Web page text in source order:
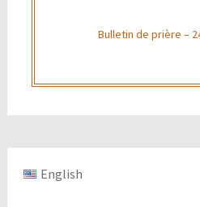
Bulletin de prière –
English